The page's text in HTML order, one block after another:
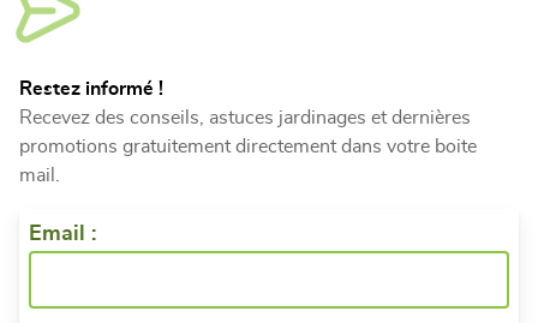
Restez informé !
Recevez des conseils, astuces jardinages et dernières
promotions gratuitement directement dans votre boite
mail.
Email :